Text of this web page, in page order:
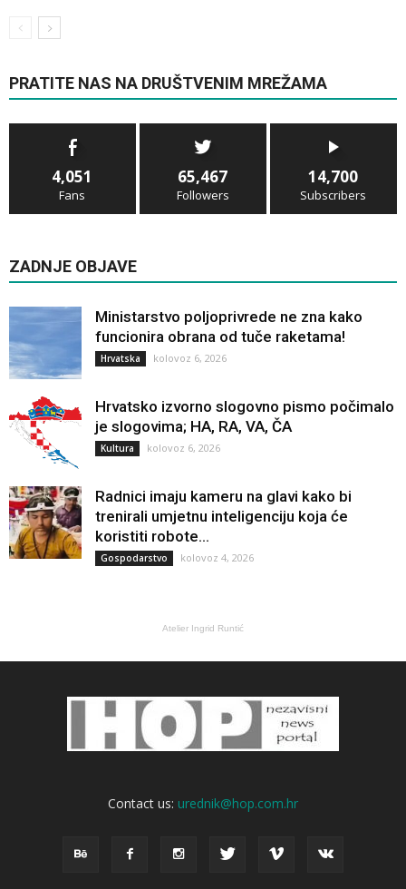
PRATITE NAS NA DRUŠTVENIM MREŽAMA
4,051
Fans
65,467
Followers
14,700
Subscribers
ZADNJE OBJAVE
Ministarstvo poljoprivrede ne zna kako
funcionira obrana od tuče raketama!
Hrvatska kolovoz 6, 2026
Hrvatsko izvorno slogovno pismo počimalo
je slogovima; HA, RA, VA, ČA
Kultura kolovoz 6, 2026
Radnici imaju kameru na glavi kako bi
trenirali umjetnu inteligenciju koja će
koristiti robote...
Gospodarstvo kolovoz 4, 2026
Atelier Ingrid Runtić
Contact us: urednik@hop.com.hr